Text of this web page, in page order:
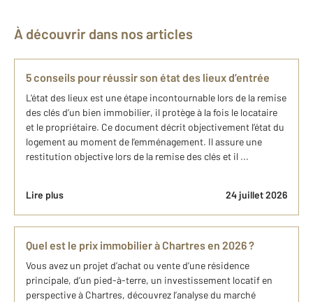
À découvrir dans nos articles
5 conseils pour réussir son état des lieux d’entrée
L'état des lieux est une étape incontournable lors de la remise
des clés d’un bien immobilier, il protège à la fois le locataire
et le propriétaire. Ce document décrit objectivement l’état du
logement au moment de l’emménagement. Il assure une
restitution objective lors de la remise des clés et il ...
Lire plus 24 juillet 2026
Quel est le prix immobilier à Chartres en 2026 ?
Vous avez un projet d’achat ou vente d’une résidence
principale, d’un pied-à-terre, un investissement locatif en
perspective à Chartres, découvrez l’analyse du marché